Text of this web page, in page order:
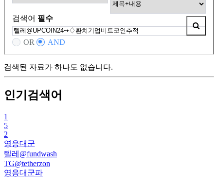
검색어 필수
OR AND
검색된 자료가 하나도 없습니다.
인기검색어
1
5
2
영응대군
텔레@fundwash
TG@tetherzon
영응대군파